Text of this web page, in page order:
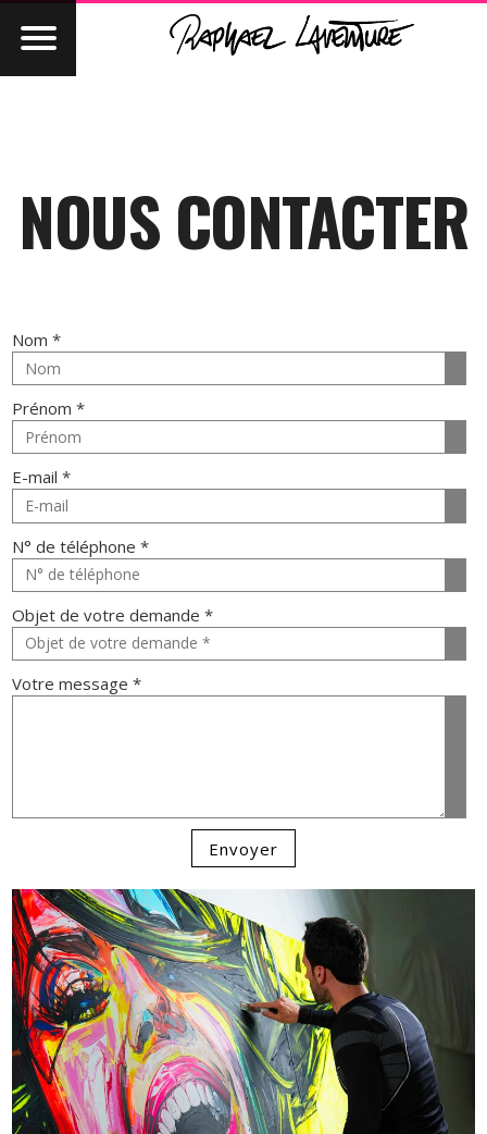
NOUS CONTACTER
Nom *
Prénom *
E-mail *
N° de téléphone *
Objet de votre demande *
Votre message *